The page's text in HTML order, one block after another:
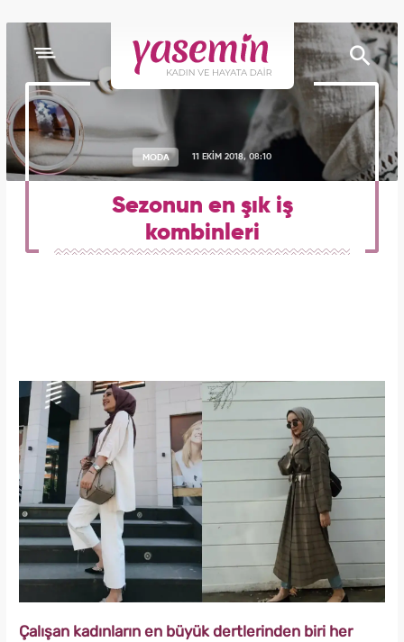
MODA 11 EKİM 2018, 08:10
Sezonun en şık iş
kombinleri
Çalışan kadınların en büyük dertlerinden biri her